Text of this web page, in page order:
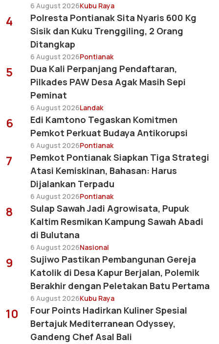
6 August 2026Kubu Raya
4
Polresta Pontianak Sita Nyaris 600 Kg
Sisik dan Kuku Trenggiling, 2 Orang
Ditangkap
6 August 2026Pontianak
5
Dua Kali Perpanjang Pendaftaran,
Pilkades PAW Desa Agak Masih Sepi
Peminat
6 August 2026Landak
6
Edi Kamtono Tegaskan Komitmen
Pemkot Perkuat Budaya Antikorupsi
6 August 2026Pontianak
7
Pemkot Pontianak Siapkan Tiga Strategi
Atasi Kemiskinan, Bahasan: Harus
Dijalankan Terpadu
6 August 2026Pontianak
8
Sulap Sawah Jadi Agrowisata, Pupuk
Kaltim Resmikan Kampung Sawah Abadi
di Bulutana
6 August 2026Nasional
9
Sujiwo Pastikan Pembangunan Gereja
Katolik di Desa Kapur Berjalan, Polemik
Berakhir dengan Peletakan Batu Pertama
6 August 2026Kubu Raya
10
Four Points Hadirkan Kuliner Spesial
Bertajuk Mediterranean Odyssey,
Gandeng Chef Asal Bali